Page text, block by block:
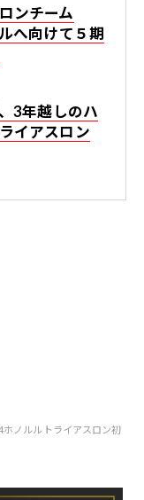
ンチーム
へ向けて５期
3年越しのハ
イアスロン
ホノルルトライアスロン初